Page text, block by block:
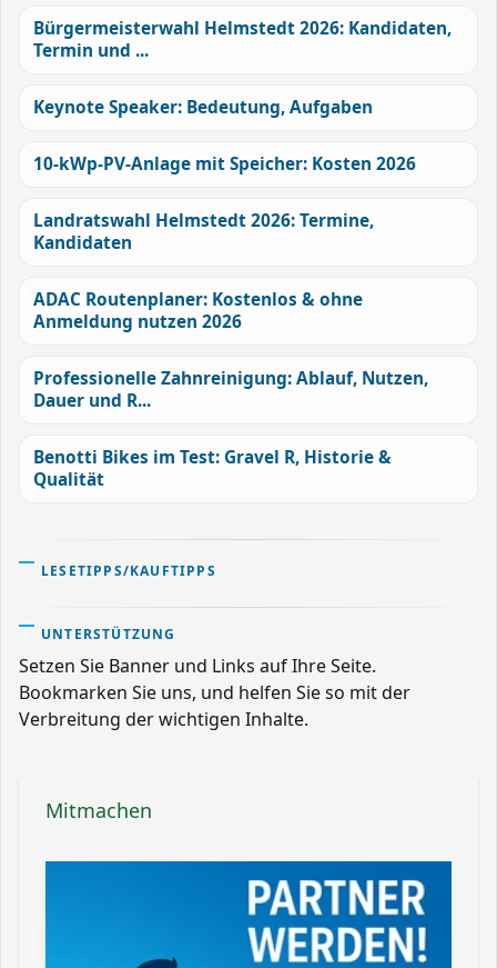
Bürgermeisterwahl Helmstedt 2026: Kandidaten,
Termin und ...
Keynote Speaker: Bedeutung, Aufgaben
10-kWp-PV-Anlage mit Speicher: Kosten 2026
Landratswahl Helmstedt 2026: Termine,
Kandidaten
ADAC Routenplaner: Kostenlos & ohne
Anmeldung nutzen 2026
Professionelle Zahnreinigung: Ablauf, Nutzen,
Dauer und R...
Benotti Bikes im Test: Gravel R, Historie &
Qualität
LESETIPPS/KAUFTIPPS
UNTERSTÜTZUNG
Setzen Sie Banner und Links auf Ihre Seite.
Bookmarken Sie uns, und helfen Sie so mit der
Verbreitung der wichtigen Inhalte.
Mitmachen